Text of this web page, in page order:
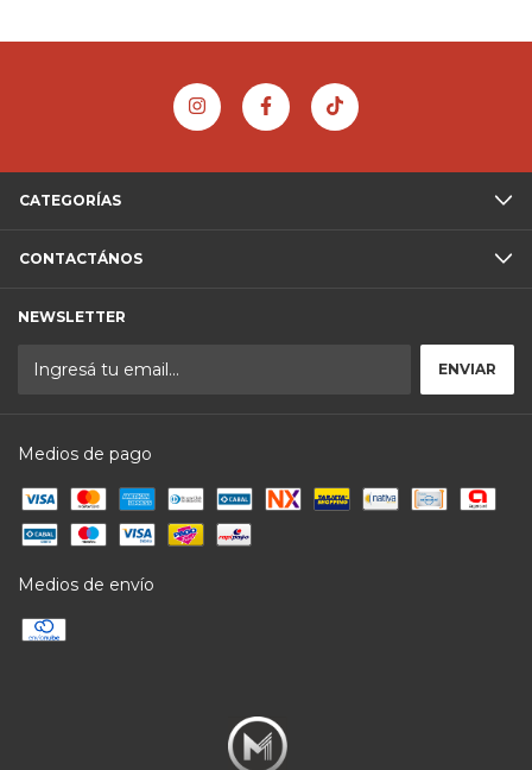
CATEGORÍAS
CONTACTÁNOS
NEWSLETTER
Medios de pago
Medios de envío